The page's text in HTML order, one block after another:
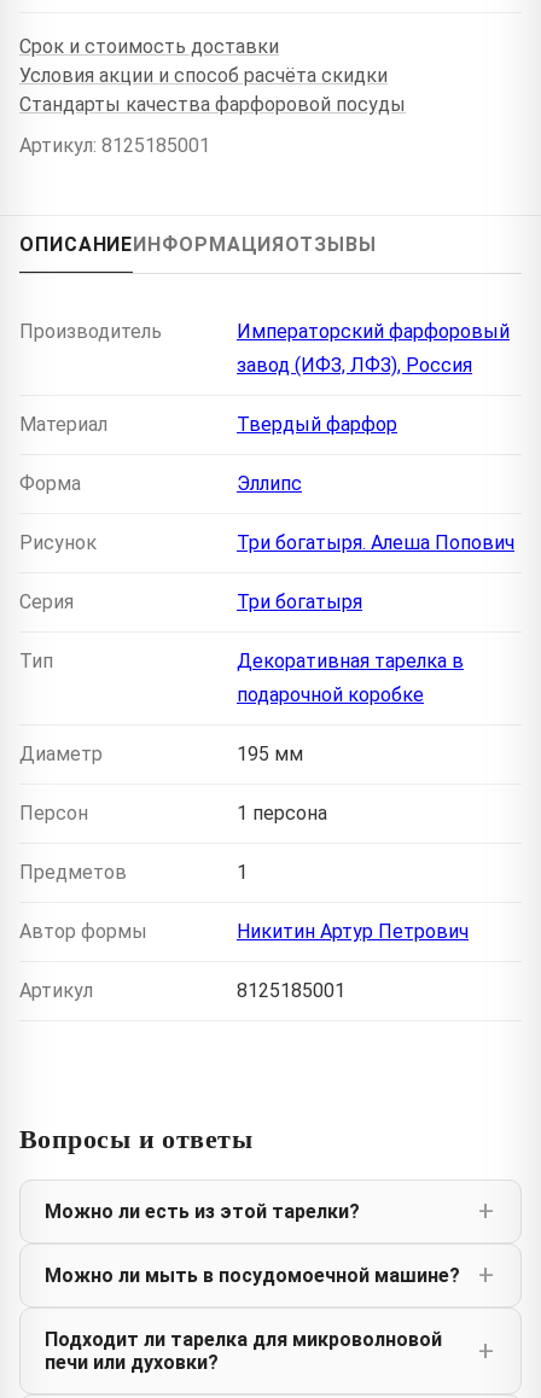
Срок и стоимость доставки
Условия акции и способ расчёта скидки
Стандарты качества фарфоровой посуды
Артикул: 8125185001
ОПИСАНИЕИНФОРМАЦИЯОТЗЫВЫ
Производитель
Императорский фарфоровый
завод (ИФЗ, ЛФЗ), Россия
Материал Твердый фарфор
Форма Эллипс
Рисунок Три богатыря. Алеша Попович
Серия Три богатыря
Тип
Декоративная тарелка в
подарочной коробке
Диаметр 195 мм
Персон 1 персона
Предметов 1
Автор формы Никитин Артур Петрович
Артикул 8125185001
Вопросы и ответы
Можно ли есть из этой тарелки?
Можно ли мыть в посудомоечной машине?
Подходит ли тарелка для микроволновой
печи или духовки?